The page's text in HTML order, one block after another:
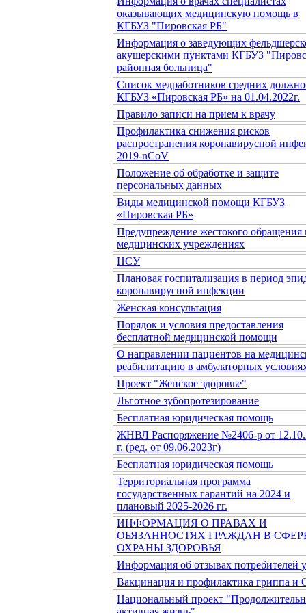
оказывающих медицинскую помощь в
КГБУЗ "Пировская РБ"
Информация о заведующих
акушерскими пунктами КГБУЗ
районная больница"
Список медработников средних
КГБУЗ «Пировская РБ» на 01.04.2022г.
Правило записи на прием к врачу
Профилактика снижения рисков
распространения коронавирусной
2019-nCoV
Положение об обработке и защите
персональных данных
Виды медицинской помощи КГБУЗ
«Пировская РБ»
Предупреждение жестокого обращения
медицинских учреждениях
НСУ
Плановая госпитализация в период
коронавирусной инфекции
Женская консультация
Порядок и условия предоставления
бесплатной медицинской помощи
О направлении пациентов на
реабилитацию в амбулаторных
Проект "Женское здоровье"
Льготное зубопротезирование
Бесплатная юридическая помощь
ЖНВЛ Распоряжение №2406-р от
г. (ред. от 09.06.2023г)
Бесплатная юридическая помощь
Территориальная программа
государственных гарантий на 2024 и
плановый 2025-2026 гг.
ИНФОРМАЦИЯ О ПРАВАХ И
ОБЯЗАННОСТЯХ ГРАЖДАН В
ОХРАНЫ ЗДОРОВЬЯ
Информация об отзывах потребителей
Вакцинация и профилактика гриппа
Национальный проект